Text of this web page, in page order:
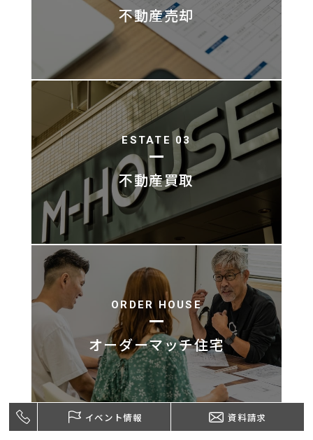
イベント情報 資料請求
不動産売却
ESTATE 03
不動産買取
ORDER HOUSE
オーダーマッチ住宅